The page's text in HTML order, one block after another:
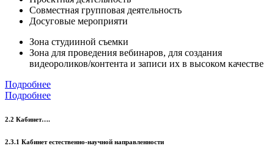
Совместная групповая деятельность
Досуговые мероприяти
Зона студииной съемки
Зона для проведения вебинаров, для создания
видеороликов/контента и записи их в высоком качестве
Подробнее
Подробнее
2.2 Кабинет….
2.3.1 Кабинет естественно-научной направленности